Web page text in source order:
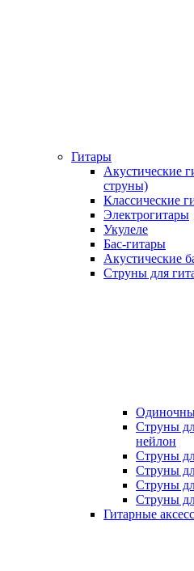
Гитары
Акустические
струны)
Классические
Электрогитары
Укулеле
Бас-гитары
Акустические
Струны для
Струны
нейлон
Струны
Струны
Струны
Струны
Гитарные